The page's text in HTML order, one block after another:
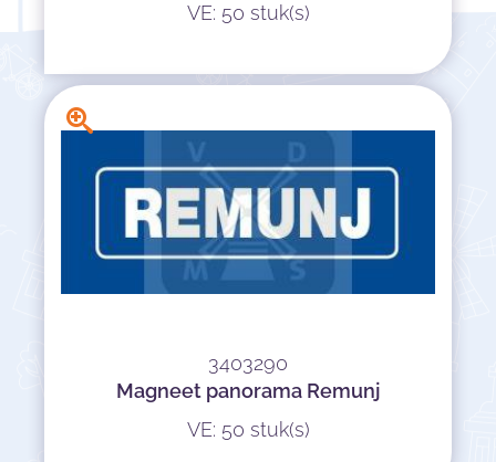
VE: 50 stuk(s)
3403290
Magneet panorama Remunj
VE: 50 stuk(s)